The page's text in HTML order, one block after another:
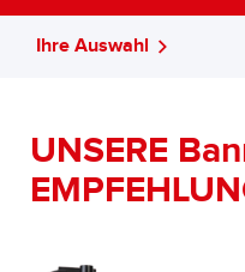
Ihre Auswahl
UNSERE